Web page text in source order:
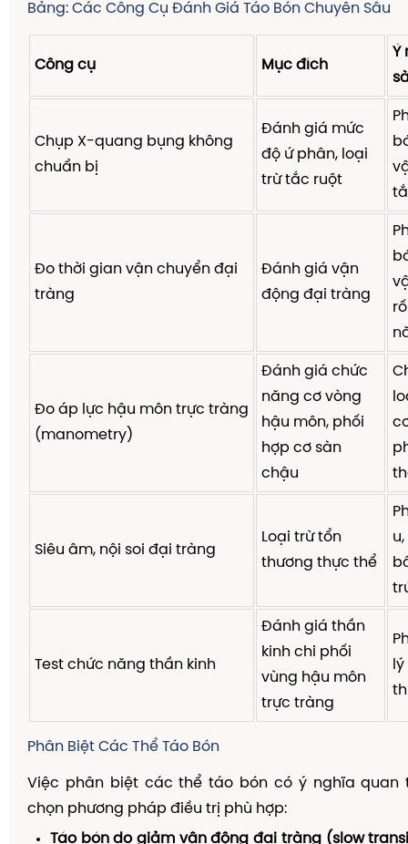
Bảng: Các Công Cụ Đánh Giá Táo Bón Chuyên Sâu
Công cụ Mục đích
Ý
Chụp X-quang bụng không
chuẩn bị
Đánh giá mức
độ ứ phân, loại
trừ tắc ruột
Đo thời gian vận chuyển đại
tràng
Đánh giá vận
động đại tràng
Đo áp lực hậu môn trực tràng
(manometry)
Đánh giá chức
năng cơ vòng
hậu môn, phối
hợp cơ sàn
chậu
Siêu âm, nội soi đại tràng
Loại trừ tổn
thương thực thể
Test chức năng thần kinh
Đánh giá thần
kinh chi phối
vùng hậu môn
trực tràng
Phân Biệt Các Thể Táo Bón
Việc phân biệt các thể táo bón có ý nghĩa quan
chọn phương pháp điều trị phù hợp:
Táo bón do giảm vận động đại tràng (slow